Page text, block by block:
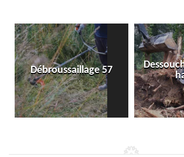
Débroussaillage 57